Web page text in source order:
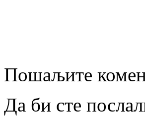
Пошаљите
Да би сте